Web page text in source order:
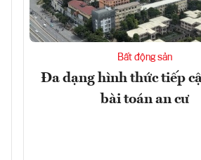
Bất động sản
Đa dạng hình thức tiếp
bài toán an cư